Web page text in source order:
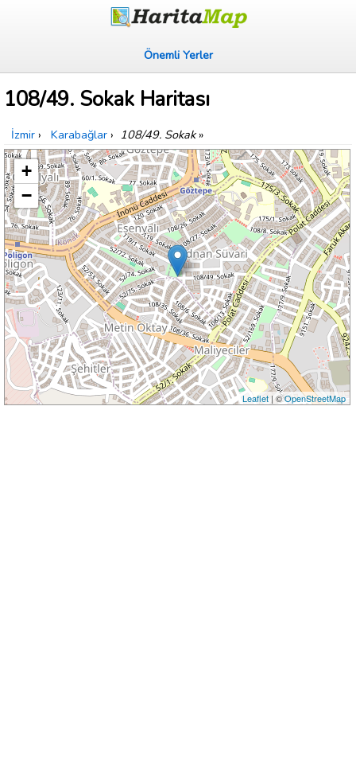
Önemli Yerler
108/49. Sokak Haritası
İzmir › Karabağlar › 108/49. Sokak»
+
−
Leaflet| ©OpenStreetMap